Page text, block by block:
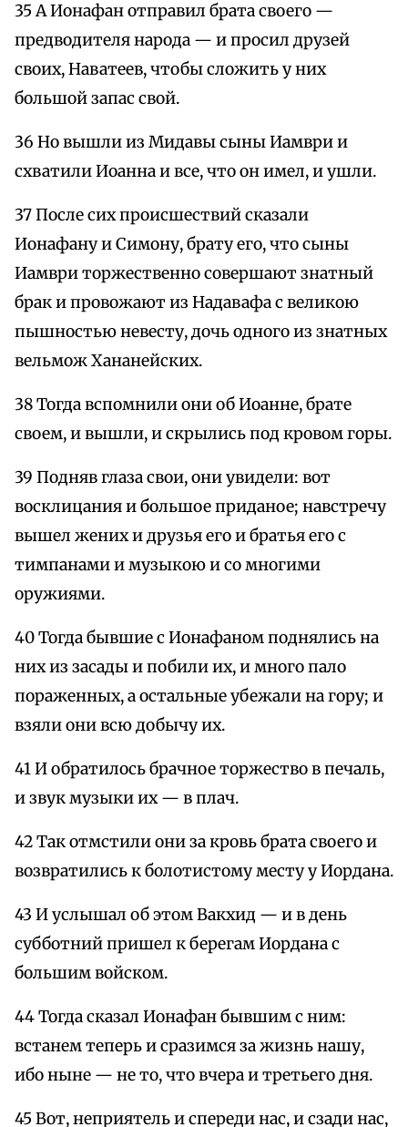
35 А Ионафан отправил брата своего —
предводителя народа — и просил друзей
своих, Наватеев, чтобы сложить у них
большой запас свой.
36 Но вышли из Мидавы сыны Иамври и
схватили Иоанна и все, что он имел, и ушли.
37 После сих происшествий сказали
Ионафану и Симону, брату его, что сыны
Иамври торжественно совершают знатный
брак и провожают из Надавафа с великою
пышностью невесту, дочь одного из знатных
вельмож Хананейских.
38 Тогда вспомнили они об Иоанне, брате
своем, и вышли, и скрылись под кровом горы.
39 Подняв глаза свои, они увидели: вот
восклицания и большое приданое; навстречу
вышел жених и друзья его и братья его с
тимпанами и музыкою и со многими
оружиями.
40 Тогда бывшие с Ионафаном поднялись на
них из засады и побили их, и много пало
пораженных, а остальные убежали на гору; и
взяли они всю добычу их.
41 И обратилось брачное торжество в печаль,
и звук музыки их — в плач.
42 Так отмстили они за кровь брата своего и
возвратились к болотистому месту у Иордана.
43 И услышал об этом Вакхид — и в день
субботний пришел к берегам Иордана с
большим войском.
44 Тогда сказал Ионафан бывшим с ним:
встанем теперь и сразимся за жизнь нашу,
ибо ныне — не то, что вчера и третьего дня.
45 Вот, неприятель и спереди нас, и сзади нас,